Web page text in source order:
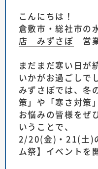
こんにちは！
倉敷市・総社市の
店 みずさぽ 営
まだまだ寒い日が
いかがお過ごしで
みずさぽでは、冬
策」や「寒さ対策
お悩みの皆様をぜ
いうことで、
2/20(金)・21(土)
ム祭】 イベントを